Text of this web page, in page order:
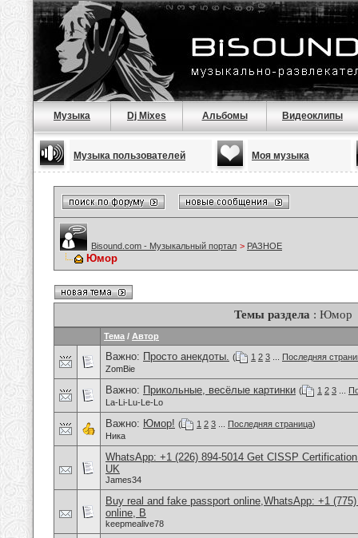
Музыка Dj Mixes Альбомы Видеоклипы
Музыка пользователей Моя музыка
Bisound.com - Музыкальный портал > РАЗНОЕ
Юмор
Темы раздела : Юмор
Тема / Автор
Важно: Просто анекдоты. ( 1 2 3
Последняя
ZomBie
Важно: Прикольные, весёлые картинки ( 1 2 3
La-Li-Lu-Le-Lo
Важно: Юмор! ( 1 2 3 Последняя страница)
Ника
WhatsApp: +1 (226) 894-5014​ Get CISSP
UK
James34
Buy real and fake passport online,WhatsApp: +1
online, B
keepmealive78